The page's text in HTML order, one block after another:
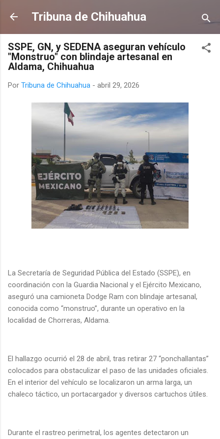
Ir al contenido principal
Tribuna de Chihuahua
SSPE, GN, y SEDENA aseguran vehículo
"Monstruo" con blindaje artesanal en
Aldama, Chihuahua
Por Tribuna de Chihuahua - abril 29, 2026
La Secretaría de Seguridad Pública del Estado (SSPE), en
coordinación con la Guardia Nacional y el Ejército Mexicano,
aseguró una camioneta Dodge Ram con blindaje artesanal,
conocida como “monstruo”, durante un operativo en la
localidad de Chorreras, Aldama.
El hallazgo ocurrió el 28 de abril, tras retirar 27 “ponchallantas”
colocados para obstaculizar el paso de las unidades oficiales.
En el interior del vehículo se localizaron un arma larga, un
chaleco táctico, un portacargador y diversos cartuchos útiles.
Durante el rastreo perimetral, los agentes detectaron un